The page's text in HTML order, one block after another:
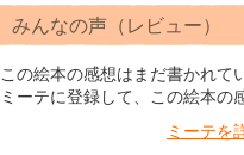
みんなの声（レビュー）
この絵本の感想はまだ書かれて
ミーテに登録して、この絵本の
ミーテを